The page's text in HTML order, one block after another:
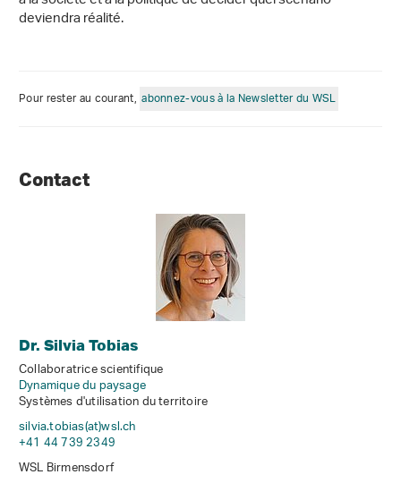
deviendra réalité.
Pour rester au courant, abonnez-vous à la Newsletter du WSL
Contact
Dr. Silvia Tobias
Collaboratrice scientifique
Dynamique du paysage
Systèmes d'utilisation du territoire
silvia.tobias(at)wsl.ch
+41 44 739 2349
WSL Birmensdorf